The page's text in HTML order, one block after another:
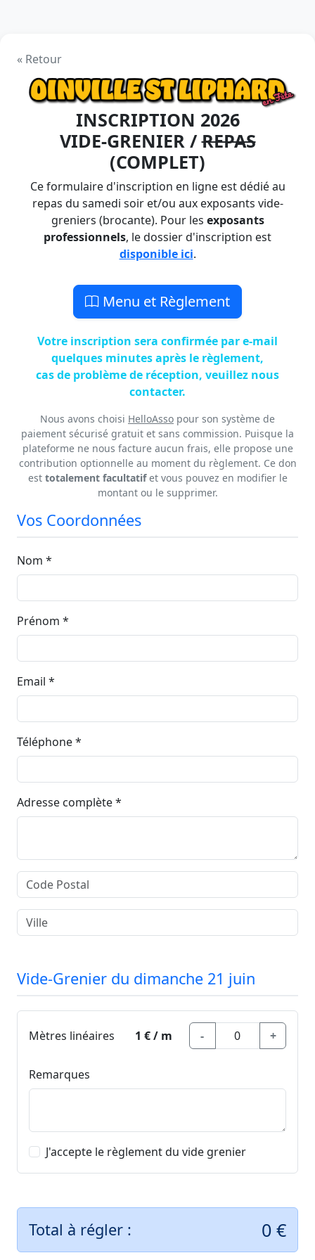
« Retour
INSCRIPTION 2026
VIDE-GRENIER /REPAS
(COMPLET)
Ce formulaire d'inscription en ligne est dédié au
repas du samedi soir et/ou aux exposants vide-
greniers (brocante). Pour les exposants
professionnels, le dossier d'inscription est
disponible ici.
Menu et Règlement
Votre inscription sera confirmée par e-mail
quelques minutes après le règlement,
cas de problème de réception, veuillez nous
contacter.
Nous avons choisi HelloAsso pour son système de
paiement sécurisé gratuit et sans commission. Puisque la
plateforme ne nous facture aucun frais, elle propose une
contribution optionnelle au moment du règlement. Ce don
est totalement facultatifet vous pouvez en modifier le
montant ou le supprimer.
Vos Coordonnées
Nom *
Prénom *
Email *
Téléphone *
Adresse complète *
Vide-Grenier du dimanche 21 juin
Mètres linéaires 1 € / m - +
Remarques
J'accepte le règlement du vide grenier
Total à régler : 0 €